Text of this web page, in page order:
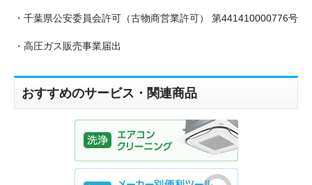
・千葉県公安委員会許可（古物商営業許可） 第441410000776号
・高圧ガス販売事業届出
おすすめのサービス・関連商品